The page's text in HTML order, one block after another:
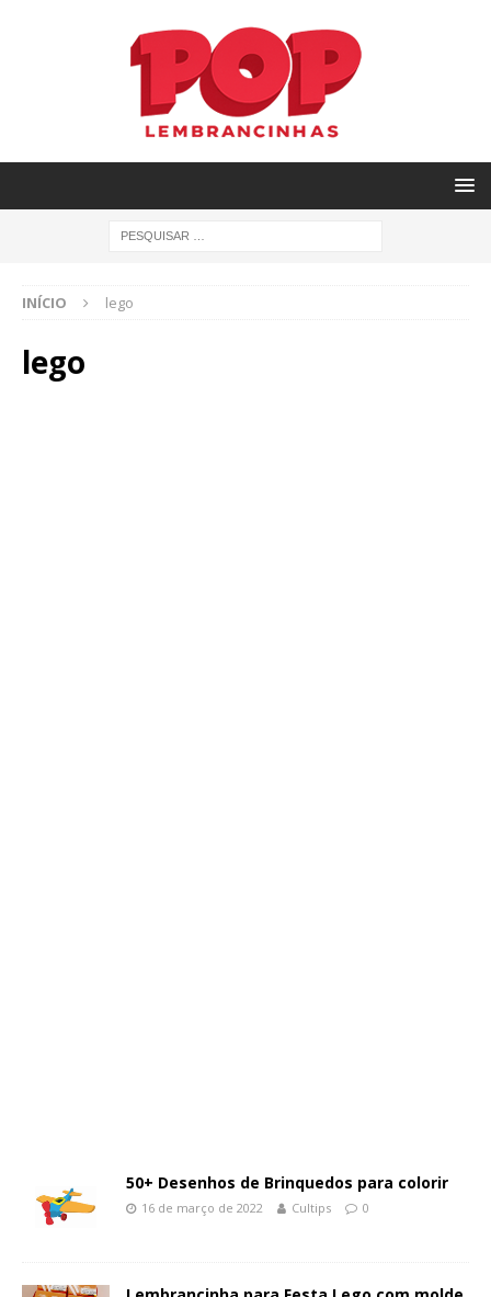
INÍCIO lego
lego
50+ Desenhos de Brinquedos para colorir
16 de março de 2022 Cultips 0